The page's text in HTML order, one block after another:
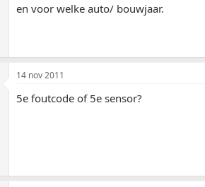
en voor welke auto/ bouwjaar.
14 nov 2011
5e foutcode of 5e sensor?